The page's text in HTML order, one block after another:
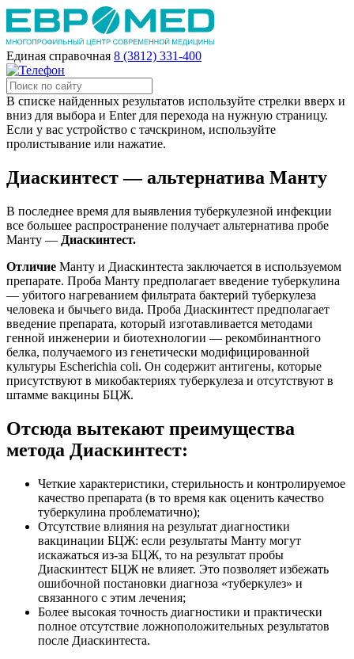
Единая справочная 8 (3812) 331-400
В списке найденных результатов используйте стрелки вверх и
вниз для выбора и Enter для перехода на нужную страницу.
Если у вас устройство с тачскрином, используйте
пролистывание или нажатие.
Диаскинтест — альтернатива Манту
В последнее время для выявления туберкулезной инфекции
все большее распространение получает альтернатива пробе
Манту — Диаскинтест.
Отличие Манту и Диаскинтеста заключается в используемом
препарате. Проба Манту предполагает введение туберкулина
— убитого нагреванием фильтрата бактерий туберкулеза
человека и бычьего вида. Проба Диаскинтест предполагает
введение препарата, который изготавливается методами
генной инженерии и биотехнологии — рекомбинантного
белка, получаемого из генетически модифицированной
культуры Escherichia coli. Он содержит антигены, которые
присутствуют в микобактериях туберкулеза и отсутствуют в
штамме вакцины БЦЖ.
Отсюда вытекают преимущества
метода Диаскинтест:
Четкие характеристики, стерильность и контролируемое
качество препарата (в то время как оценить качество
туберкулина проблематично);
Отсутствие влияния на результат диагностики
вакцинации БЦЖ: если результаты Манту могут
искажаться из-за БЦЖ, то на результат пробы
Диаскинтест БЦЖ не влияет. Это позволяет избежать
ошибочной постановки диагноза «туберкулез» и
связанного с этим лечения;
Более высокая точность диагностики и практически
полное отсутствие ложноположительных результатов
после Диаскинтеста.